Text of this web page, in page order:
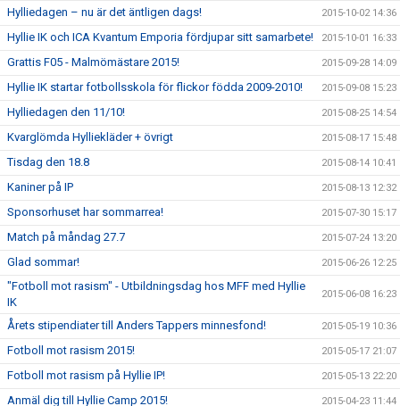
Hylliedagen – nu är det äntligen dags! 2015-10-02 14:36
Hyllie IK och ICA Kvantum Emporia fördjupar sitt samarbete! 2015-10-01 16:33
Grattis F05 - Malmömästare 2015! 2015-09-28 14:09
Hyllie IK startar fotbollsskola för flickor födda 2009-2010! 2015-09-08 15:23
Hylliedagen den 11/10! 2015-08-25 14:54
Kvarglömda Hylliekläder + övrigt 2015-08-17 15:48
Tisdag den 18.8 2015-08-14 10:41
Kaniner på IP 2015-08-13 12:32
Sponsorhuset har sommarrea! 2015-07-30 15:17
Match på måndag 27.7 2015-07-24 13:20
Glad sommar! 2015-06-26 12:25
"Fotboll mot rasism" - Utbildningsdag hos MFF med Hyllie
IK
2015-06-08 16:23
Årets stipendiater till Anders Tappers minnesfond! 2015-05-19 10:36
Fotboll mot rasism 2015! 2015-05-17 21:07
Fotboll mot rasism på Hyllie IP! 2015-05-13 22:20
Anmäl dig till Hyllie Camp 2015! 2015-04-23 11:44